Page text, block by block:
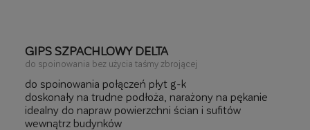
GIPS SZPACHLOWY DELTA
do spoinowania bez użycia taśmy zbrojącej
do spoinowania połączeń płyt g-k
doskonały na trudne podłoża, narażony na pękanie
idealny do napraw powierzchni ścian i sufitów
wewnątrz budynków